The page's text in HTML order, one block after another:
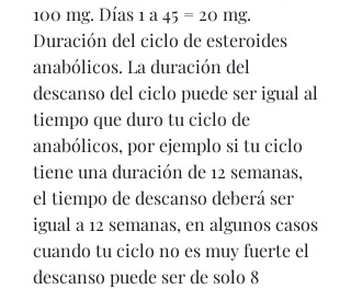
100 mg. Días 1 a 45 = 20 mg.
Duración del ciclo de esteroides
anabólicos. La duración del
descanso del ciclo puede ser igual al
tiempo que duro tu ciclo de
anabólicos, por ejemplo si tu ciclo
tiene una duración de 12 semanas,
el tiempo de descanso deberá ser
igual a 12 semanas, en algunos casos
cuando tu ciclo no es muy fuerte el
descanso puede ser de solo 8